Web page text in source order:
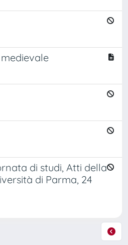
di studi, Atti della
di Parma, 24